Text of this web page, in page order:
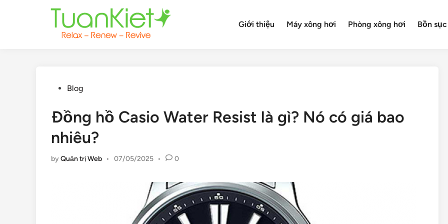
Giới thiệu Máy xông hơi Phòng xông hơi Bồn sục
PostedBlog
Đồng hồ Casio Water Resist là gì? Nó có giá bao
nhiêu?
byQuản trị Web • 07/05/2025 • 0